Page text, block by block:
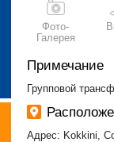
Фото-
Галерея
Примечание
Групповой
Адрес: Kokkini,